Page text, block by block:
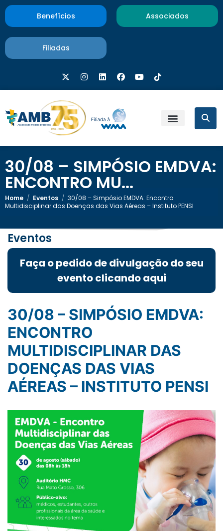
Benefícios Associados
Filiadas
30/08 – SIMPÓSIO EMDVA:
ENCONTRO MU...
Home / Eventos / 30/08 – Simpósio EMDVA: Encontro
Multidisciplinar das Doenças das Vias Aéreas – Instituto PENSI
Eventos
Faça o pedido de divulgação do seu
evento clicando aqui
30/08 – SIMPÓSIO EMDVA:
ENCONTRO
MULTIDISCIPLINAR DAS
DOENÇAS DAS VIAS
AÉREAS – INSTITUTO PENSI